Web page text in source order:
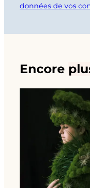
données de vos
Encore